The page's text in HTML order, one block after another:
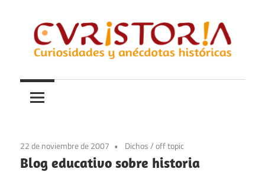
contenido
Curistoria
y
anécdotas
historia
22 de noviembre de 2007 Dichos/off topic
Blog educativo sobre historia